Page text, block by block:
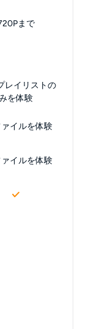
まで
レイリストの
を体験
イルを体験
イルを体験